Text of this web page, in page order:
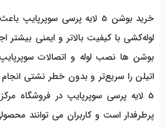
خرید بوشن 5 لایه پرسی
لوله‌کشی با کیفیت بالاتر و ایمنی بیشتر
بوشن‌ ها نصب لوله و اتصالات
اتیلن را سریع‌تر و بدون خطر نشتی
5 لایه پرسی سوپرپایپ در فروشگاه
پرطرفدار است و کاربران می توانند